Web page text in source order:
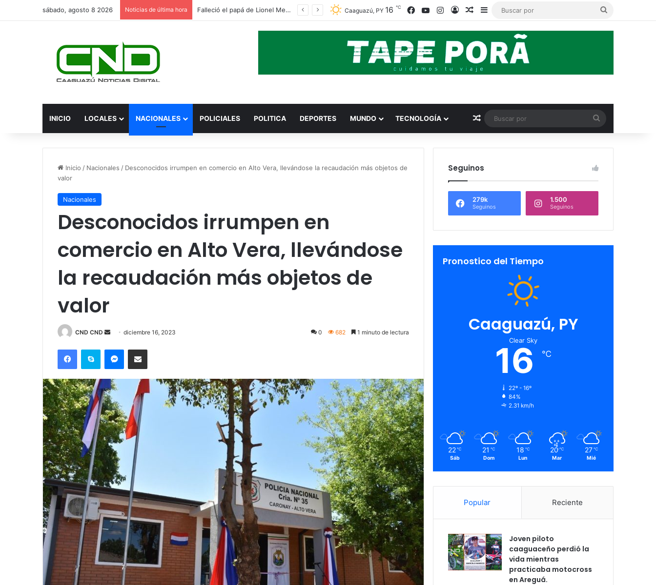
sábado, agosto 8 2026 Noticias de última hora Falleció el papá de Lionel Messi Caaguazú, PY 16 ℃ Facebook
YouTubeInstagram
AccesoPublicación al azar
Barra lateral
INICIO LOCALES NACIONALES POLICIALES POLITICA DEPORTES MUNDO TECNOLOGÍA Publicación al azar
por
Inicio / Nacionales / Desconocidos irrumpen en comercio en Alto Vera, llevándose la recaudación más objetos de
valor
Nacionales
Desconocidos irrumpen en
comercio en Alto Vera, llevándose
la recaudación más objetos de
valor
CND CND
Send
email
diciembre 16, 2023 0 682 1 minuto de lectura
FacebookSkype MessengerCompartir por correo electrónico
Seguinos
279k
Seguinos
1.500
Seguinos
Pronostico del Tiempo
Caaguazú, PY
Clear Sky
16 ℃
22º - 16º
84%
2.31 km/h
22 ℃
Sáb
21 ℃
Dom
18 ℃
Lun
20 ℃
Mar
27 ℃
Mié
Popular Reciente
Joven piloto
caaguaceño perdió la
vida mientras
practicaba motocross
en Areguá.